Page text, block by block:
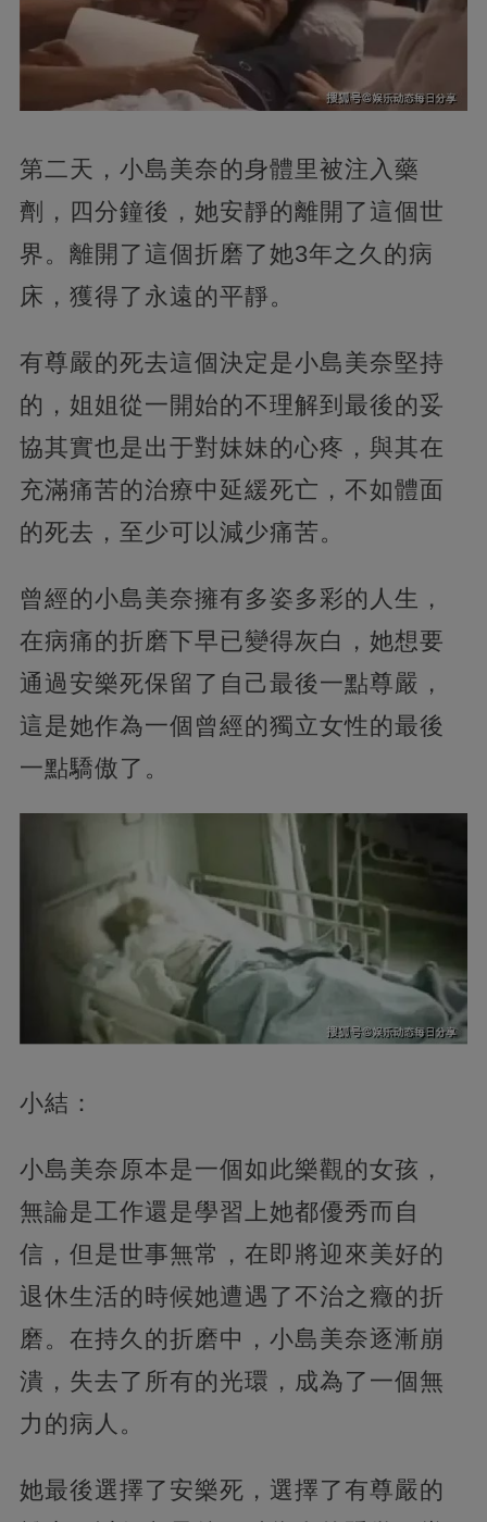
第二天，小島美奈的身體里被注入藥
劑，四分鐘後，她安靜的離開了這個世
界。離開了這個折磨了她3年之久的病
床，獲得了永遠的平靜。
有尊嚴的死去這個決定是小島美奈堅持
的，姐姐從一開始的不理解到最後的妥
協其實也是出于對妹妹的心疼，與其在
充滿痛苦的治療中延緩死亡，不如體面
的死去，至少可以減少痛苦。
曾經的小島美奈擁有多姿多彩的人生，
在病痛的折磨下早已變得灰白，她想要
通過安樂死保留了自己最後一點尊嚴，
這是她作為一個曾經的獨立女性的最後
一點驕傲了。
小結：
小島美奈原本是一個如此樂觀的女孩，
無論是工作還是學習上她都優秀而自
信，但是世事無常，在即將迎來美好的
退休生活的時候她遭遇了不治之癥的折
磨。在持久的折磨中，小島美奈逐漸崩
潰，失去了所有的光環，成為了一個無
力的病人。
她最後選擇了安樂死，選擇了有尊嚴的